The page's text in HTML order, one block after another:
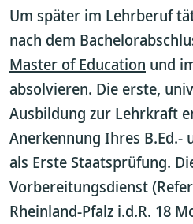
Um später im Lehrberuf
nach dem
Master of Education und
absolvieren. Die erste,
Ausbildung zur Lehrkraft
Anerkennung Ihres B.Ed.-
als Erste Staatsprüfung.
Vorbereitungsdienst
Rheinland-Pfalz i.d.R. 18